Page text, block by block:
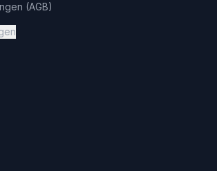
(AGB)